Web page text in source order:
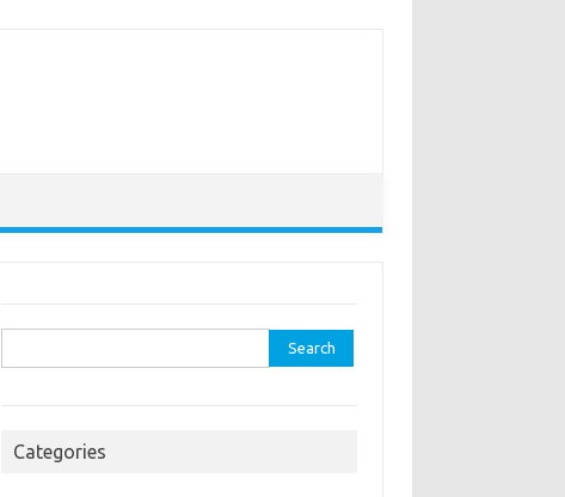
for:
Categories